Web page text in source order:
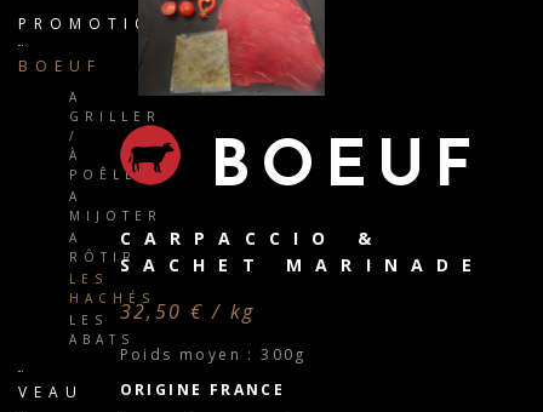
BOEUF
CARPACCIO &
SACHET MARINADE
32,50 € / kg
Poids moyen : 300g
ORIGINE FRANCE
PROMOTIONS
BOEUF
A
GRILLER
/
À
POÊLER
A
MIJOTER
A
RÔTIR
LES
HACHÉS
LES
ABATS
VEAU